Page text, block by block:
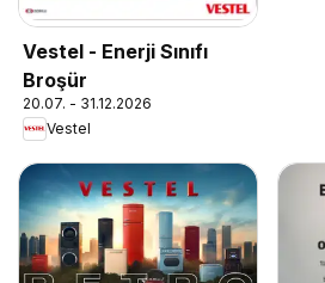
Vestel - Enerji Sınıfı
Broşür
20.07. - 31.12.2026
Vestel